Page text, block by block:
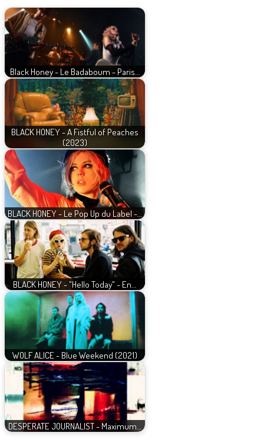
Black Honey - Le Badaboum - Paris…
BLACK HONEY - A Fistful of Peaches
(2023)
BLACK HONEY - Le Pop Up du Label -…
BLACK HONEY - "Hello Today" - En…
WOLF ALICE - Blue Weekend (2021)
DESPERATE JOURNALIST - Maximum…